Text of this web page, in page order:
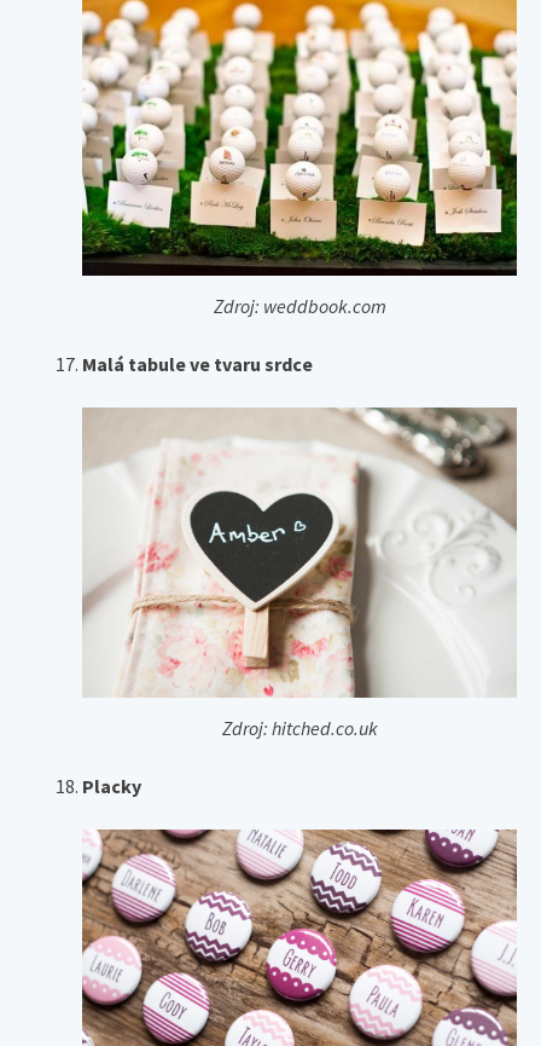
Zdroj: weddbook.com
Malá tabule ve tvaru srdce
Zdroj: hitched.co.uk
Placky